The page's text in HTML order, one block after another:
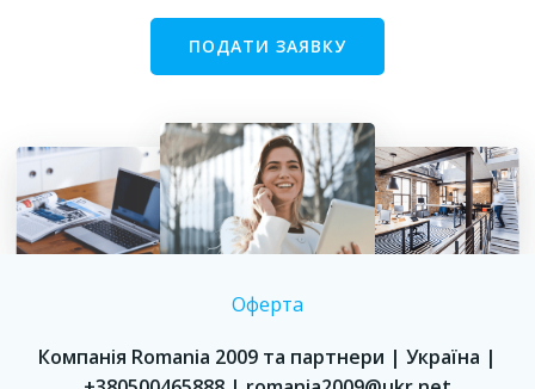
ПОДАТИ ЗАЯВКУ
Оферта
Компанія Romania 2009 та партнери | Україна |